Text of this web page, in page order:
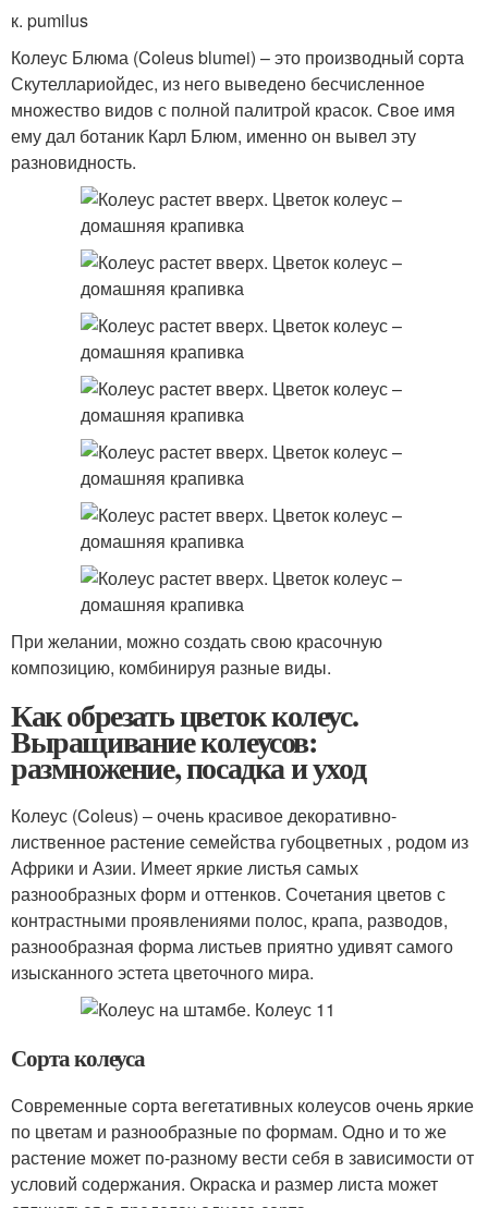
к. pumilus
Колеус Блюма (Coleus blumei) – это производный сорта
Скутеллариойдес, из него выведено бесчисленное
множество видов с полной палитрой красок. Свое имя
ему дал ботаник Карл Блюм, именно он вывел эту
разновидность.
При желании, можно создать свою красочную
композицию, комбинируя разные виды.
Как обрезать цветок колеус.
Выращивание колеусов:
размножение, посадка и уход
Колеус (Coleus) – очень красивое декоративно-
лиственное растение семейства губоцветных , родом из
Африки и Азии. Имеет яркие листья самых
разнообразных форм и оттенков. Сочетания цветов с
контрастными проявлениями полос, крапа, разводов,
разнообразная форма листьев приятно удивят самого
изысканного эстета цветочного мира.
Сорта колеуса
Современные сорта вегетативных колеусов очень яркие
по цветам и разнообразные по формам. Одно и то же
растение может по-разному вести себя в зависимости от
условий содержания. Окраска и размер листа может